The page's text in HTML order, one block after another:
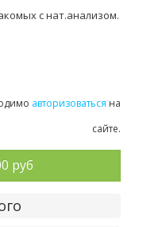
с нат.анализом.
авторизоваться на
сайте.
руб